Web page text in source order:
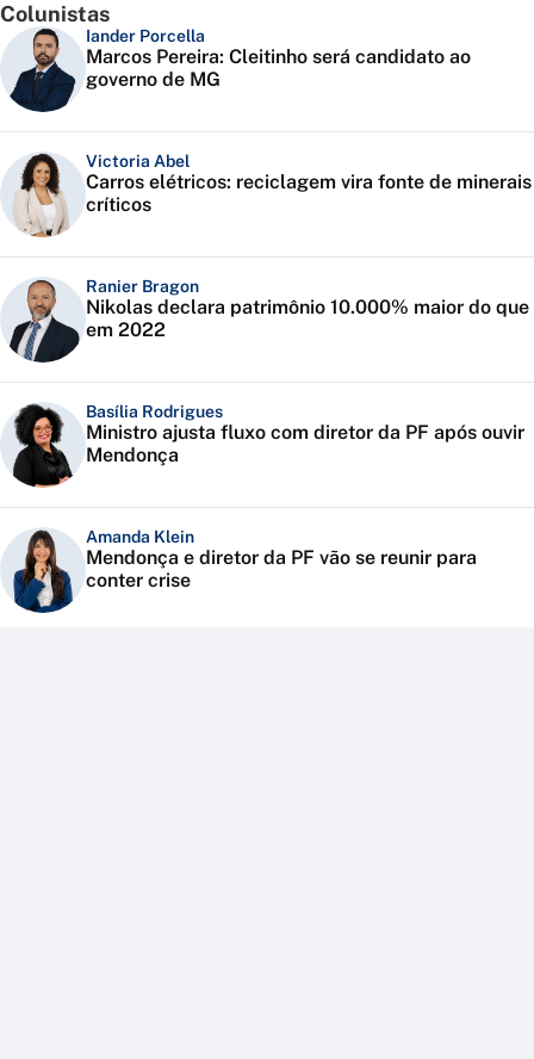
Colunistas
Iander Porcella
Marcos Pereira: Cleitinho será candidato ao
governo de MG
Victoria Abel
Carros elétricos: reciclagem vira fonte de minerais
críticos
Ranier Bragon
Nikolas declara patrimônio 10.000% maior do que
em 2022
Basília Rodrigues
Ministro ajusta fluxo com diretor da PF após ouvir
Mendonça
Amanda Klein
Mendonça e diretor da PF vão se reunir para
conter crise